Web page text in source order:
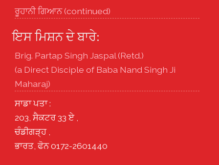
ਰੂਹਾਨੀ ਗਿਆਨ (continued)
ਇਸ ਮਿਸ਼ਨ ਦੇ ਬਾਰੇ:
Brig. Partap Singh Jaspal (Retd.)
(a Direct Disciple of Baba Nand Singh Ji
Maharaj)
ਸਾਡਾ ਪਤਾ :
203, ਸੈਕਟਰ 33 ਏ ,
ਚੰਡੀਗੜ੍ਹ ,
ਭਾਰਤ, ਫੋਨ 0172-2601440